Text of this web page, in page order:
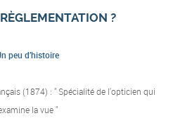
?
peu d’histoire
(1874) : " Spécialité de l'opticien qui
la vue "